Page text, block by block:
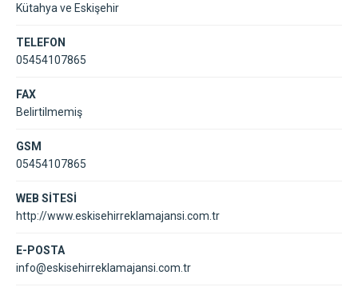
Kütahya ve Eskişehir
TELEFON
05454107865
FAX
Belirtilmemiş
GSM
05454107865
WEB SİTESİ
http://www.eskisehirreklamajansi.com.tr
E-POSTA
info@eskisehirreklamajansi.com.tr